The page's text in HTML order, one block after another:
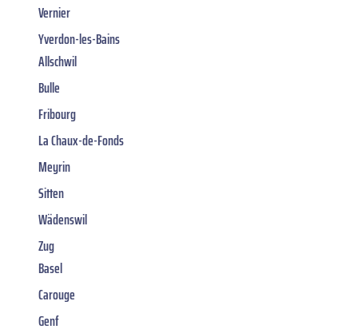
Vernier
Yverdon-les-Bains
Allschwil
Bulle
Fribourg
La Chaux-de-Fonds
Meyrin
Sitten
Wädenswil
Zug
Basel
Carouge
Genf